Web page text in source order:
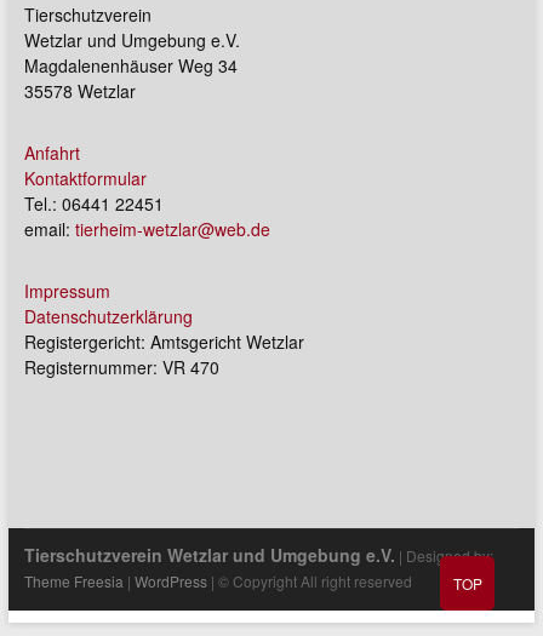
Tierschutzverein
Wetzlar und Umgebung e.V.
Magdalenenhäuser Weg 34
35578 Wetzlar
Anfahrt
Kontaktformular
Tel.: 06441 22451
email: tierheim-wetzlar@web.de
Impressum
Datenschutzerklärung
Registergericht: Amtsgericht Wetzlar
Registernummer: VR 470
Tierschutzverein Wetzlar und Umgebung e.V. | Designed by:
Theme Freesia | WordPress| © Copyright All right reserved TOP